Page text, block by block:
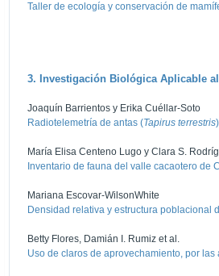
Taller de ecología y conservación de
3. Investigación Biológica Aplicable
Joaquín Barrientos y Erika Cuéllar-Soto
Radiotelemetría de antas (Tapirus terrestris
María Elisa Centeno Lugo y Clara S.
Inventario de fauna del valle cacaotero de
Mariana Escovar-WilsonWhite
Densidad relativa y estructura poblacional
Betty Flores, Damián I. Rumiz et al.
Uso de claros de aprovechamiento, por